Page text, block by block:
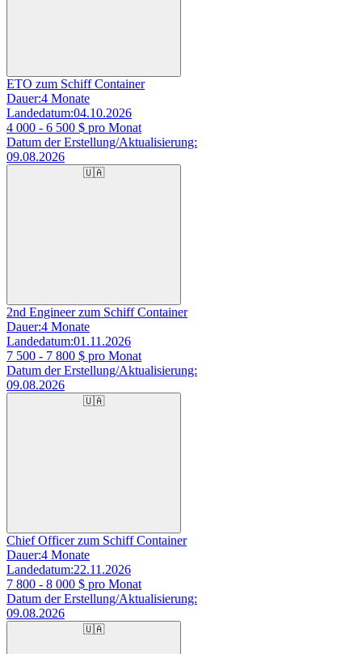
ETO zum Schiff Container
Dauer:4 Monate
Landedatum:04.10.2026
4 000 - 6 500 $ pro Monat
Datum der Erstellung/Aktualisierung:
09.08.2026
🇺🇦
2nd Engineer zum Schiff Container
Dauer:4 Monate
Landedatum:01.11.2026
7 500 - 7 800 $ pro Monat
Datum der Erstellung/Aktualisierung:
09.08.2026
🇺🇦
Chief Officer zum Schiff Container
Dauer:4 Monate
Landedatum:22.11.2026
7 800 - 8 000 $ pro Monat
Datum der Erstellung/Aktualisierung:
09.08.2026
🇺🇦